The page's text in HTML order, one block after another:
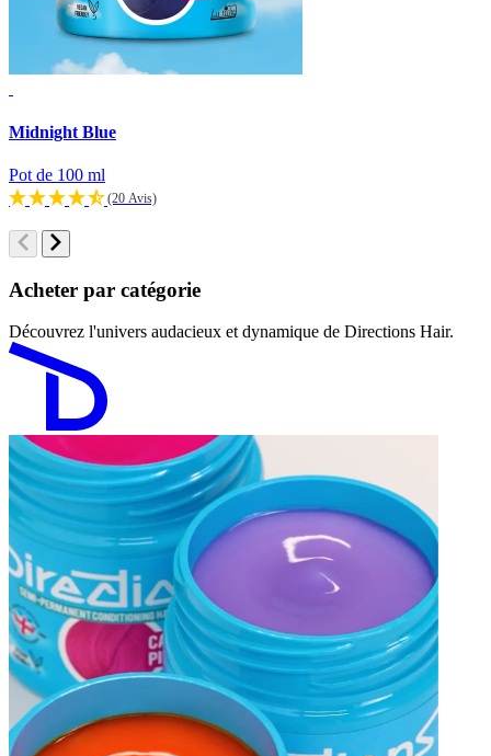
Midnight Blue
Pot de 100 ml
(20 Avis)
Acheter par catégorie
Découvrez l'univers audacieux et dynamique de Directions Hair.